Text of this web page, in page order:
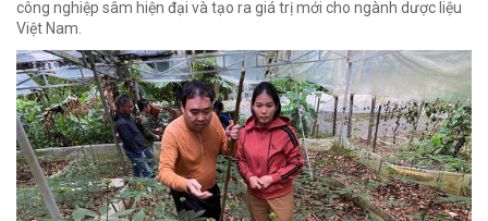
công nghiệp sâm hiện đại và tạo ra giá trị mới cho ngành dược liệu
Việt Nam.